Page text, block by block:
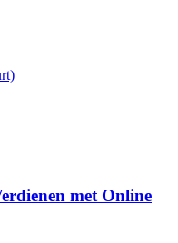
met Online